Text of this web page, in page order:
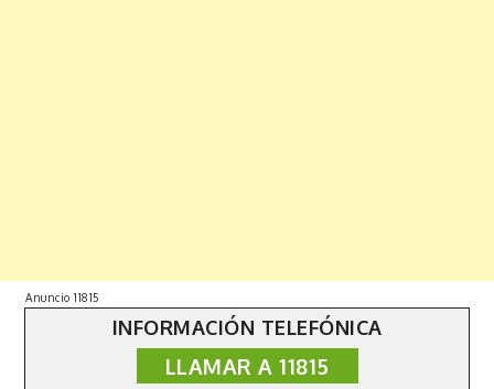
Copyright © 2019 | All Rights Reserved. Fabulist by
Anuncio 11815
INFORMACIÓN TELEFÓNICA
LLAMAR A 11815